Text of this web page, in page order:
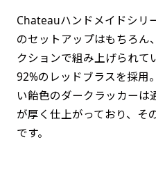
Chateauハンドメイドシリ
のセットアップはもちろん
クションで組み上げられて
92%のレッドブラスを採用
い飴色のダークラッカーは
が厚く仕上がっており、そ
です。